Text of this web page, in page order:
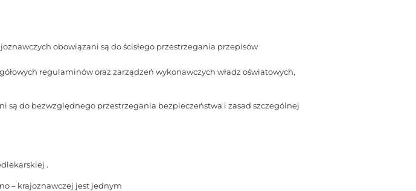
obowiązani są do ścisłego przestrzegania przepisów
regulaminów oraz zarządzeń wykonawczych władz oświatowych,
są do bezwzględnego przestrzegania bezpieczeństwa i zasad szczególnej
.
– krajoznawczej jest jednym